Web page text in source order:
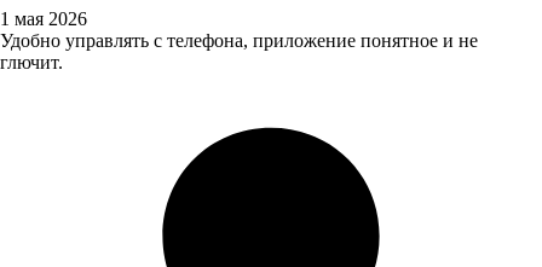
1 мая 2026
Удобно управлять с телефона, приложение понятное и не
глючит.